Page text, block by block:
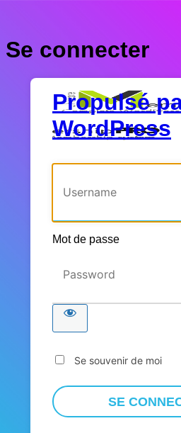
Se connecter
Propulsé
WordPress
Mot de passe
Se souvenir de moi